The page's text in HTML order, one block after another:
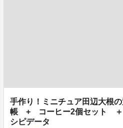
手作り！ミニチュア田辺大
帳 + コーヒー2個セット ＋
シピデータ